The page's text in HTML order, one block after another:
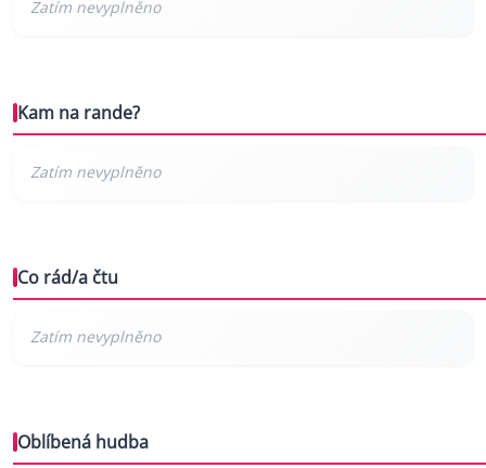
Kam na rande?
Co rád/a čtu
Oblíbená hudba